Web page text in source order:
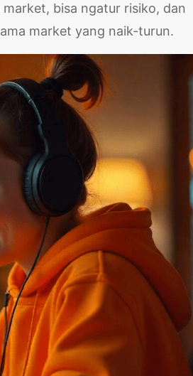
bisa ngatur risiko, dan
market yang naik-turun.